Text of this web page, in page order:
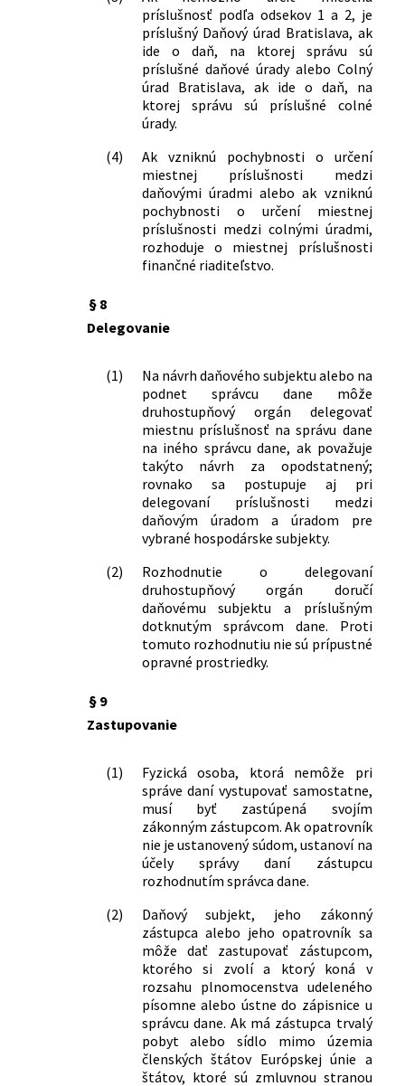
hodnoty v znení neskorších predpisov a
ktorým sa menia a dopĺňajú niektoré
zákony
Zákon, ktorým sa mení a dopĺňa zákon
č. 8/2009 Z. z. o cestnej premávke a o
zmene a doplnení niektorých zákonov
v znení neskorších predpisov a ktorým
príslušnosť podľa odsekov 1 a 2, je
príslušný Daňový úrad Bratislava, ak
ide o daň, na ktorej správu sú
príslušné daňové úrady alebo Colný
úrad Bratislava, ak ide o daň, na
ktorej správu sú príslušné colné
úrady.
(4)
Ak vzniknú pochybnosti o určení
miestnej príslušnosti medzi
daňovými úradmi alebo ak vzniknú
pochybnosti o určení miestnej
príslušnosti medzi colnými úradmi,
rozhoduje o miestnej príslušnosti
finančné riaditeľstvo.
§ 8
Delegovanie
(1)
Na návrh daňového subjektu alebo na
podnet správcu dane môže
druhostupňový orgán delegovať
miestnu príslušnosť na správu dane
na iného správcu dane, ak považuje
takýto návrh za opodstatnený;
rovnako sa postupuje aj pri
delegovaní príslušnosti medzi
daňovým úradom a úradom pre
vybrané hospodárske subjekty.
(2)
Rozhodnutie o delegovaní
druhostupňový orgán doručí
daňovému subjektu a príslušným
dotknutým správcom dane. Proti
tomuto rozhodnutiu nie sú prípustné
opravné prostriedky.
§ 9
Zastupovanie
(1)
Fyzická osoba, ktorá nemôže pri
správe daní vystupovať samostatne,
musí byť zastúpená svojím
zákonným zástupcom. Ak opatrovník
nie je ustanovený súdom, ustanoví na
účely správy daní zástupcu
rozhodnutím správca dane.
(2)
Daňový subjekt, jeho zákonný
zástupca alebo jeho opatrovník sa
môže dať zastupovať zástupcom,
ktorého si zvolí a ktorý koná v
rozsahu plnomocenstva udeleného
písomne alebo ústne do zápisnice u
správcu dane. Ak má zástupca trvalý
pobyt alebo sídlo mimo územia
členských štátov Európskej únie a
štátov, ktoré sú zmluvnou stranou